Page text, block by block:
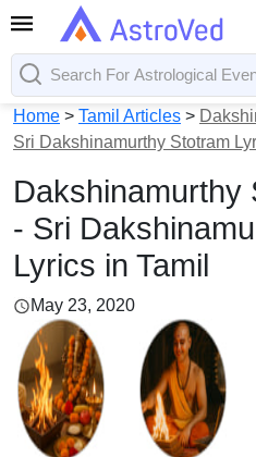
Home > Tamil Articles >
Sri Dakshinamurthy Stotram
Dakshinamurthy
- Sri
Lyrics in Tamil
May 23, 2020